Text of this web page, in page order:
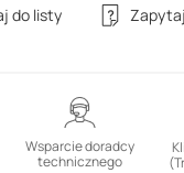
do listy
Wsparcie doradcy
technicznego